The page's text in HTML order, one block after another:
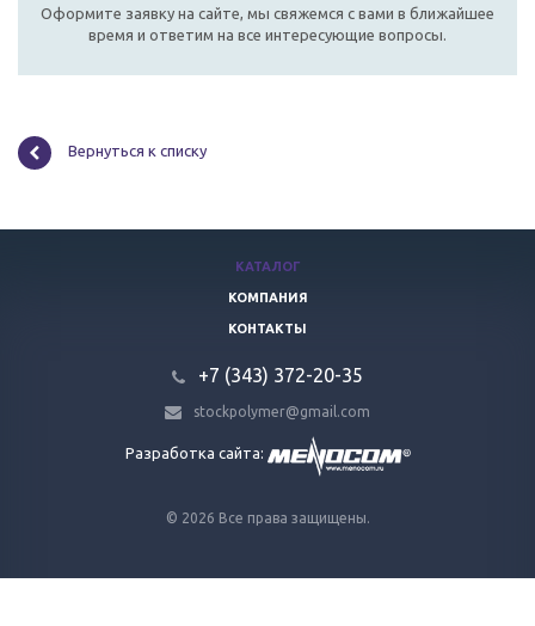
Оформите заявку на сайте, мы свяжемся с вами в ближайшее
время и ответим на все интересующие вопросы.
Вернуться к списку
КАТАЛОГ
КОМПАНИЯ
КОНТАКТЫ
+7 (343) 372-20-35
stockpolymer@gmail.com
Разработка сайта:
© 2026 Все права защищены.